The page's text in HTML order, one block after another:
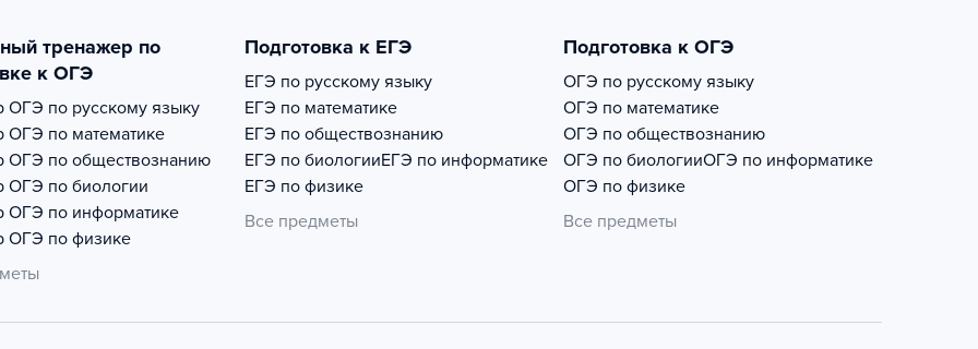
тренажер по
к ОГЭ
ОГЭ по русскому языку
ОГЭ по математике
ОГЭ по обществознанию
ОГЭ по биологии
ОГЭ по информатике
ОГЭ по физике
Подготовка к ЕГЭ
ЕГЭ по русскому языку
ЕГЭ по математике
ЕГЭ по обществознанию
ЕГЭ по биологииЕГЭ по информатике
ЕГЭ по физике
Все предметы
Подготовка к ОГЭ
ОГЭ по русскому языку
ОГЭ по математике
ОГЭ по обществознанию
ОГЭ по биологииОГЭ по информатике
ОГЭ по физике
Все предметы